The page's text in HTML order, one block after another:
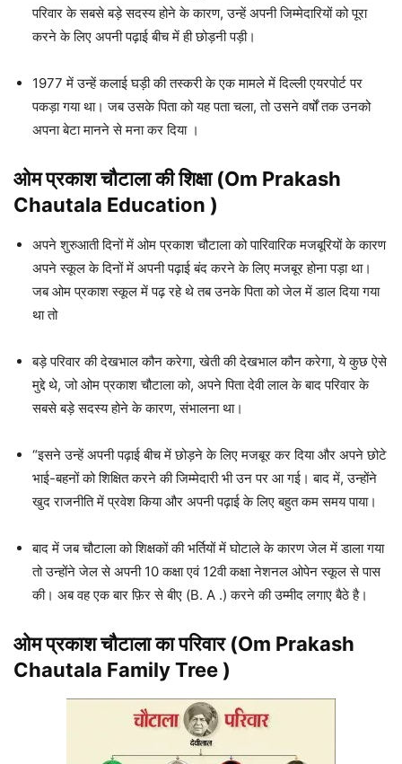
परिवार के सबसे बड़े सदस्य होने के कारण, उन्हें अपनी जिम्मेदारियों को पूरा
करने के लिए अपनी पढ़ाई बीच में ही छोड़नी पड़ी।
1977 में उन्हें कलाई घड़ी की तस्करी के एक मामले में दिल्ली एयरपोर्ट पर
पकड़ा गया था। जब उसके पिता को यह पता चला, तो उसने वर्षों तक उनको
अपना बेटा मानने से मना कर दिया ।
ओम प्रकाश चौटाला की शिक्षा (Om Prakash
Chautala Education )
अपने शुरुआती दिनों में ओम प्रकाश चौटाला को पारिवारिक मजबूरियों के कारण
अपने स्कूल के दिनों में अपनी पढ़ाई बंद करने के लिए मजबूर होना पड़ा था।
जब ओम प्रकाश स्कूल में पढ़ रहे थे तब उनके पिता को जेल में डाल दिया गया
था तो
बड़े परिवार की देखभाल कौन करेगा, खेती की देखभाल कौन करेगा, ये कुछ ऐसे
मुद्दे थे, जो ओम प्रकाश चौटाला को, अपने पिता देवी लाल के बाद परिवार के
सबसे बड़े सदस्य होने के कारण, संभालना था।
“इसने उन्हें अपनी पढ़ाई बीच में छोड़ने के लिए मजबूर कर दिया और अपने छोटे
भाई-बहनों को शिक्षित करने की जिम्मेदारी भी उन पर आ गई। बाद में, उन्होंने
खुद राजनीति में प्रवेश किया और अपनी पढ़ाई के लिए बहुत कम समय पाया।
बाद में जब चौटाला को शिक्षकों की भर्तियों में घोटाले के कारण जेल में डाला गया
तो उन्होंने जेल से अपनी 10 कक्षा एवं 12वी कक्षा नेशनल ओपेन स्कूल से पास
की। अब वह एक बार फ़िर से बीए (B. A .) करने की उम्मीद लगाए बैठे है।
ओम प्रकाश चौटालाका परिवार (Om Prakash
Chautala Family Tree )